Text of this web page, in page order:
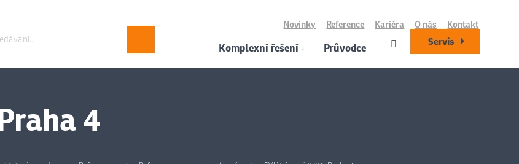
Komplexní řešení Průvodce Servis
Novinky Reference Kariéra O nás Kontakt
4